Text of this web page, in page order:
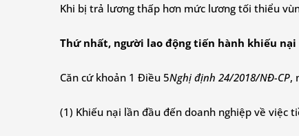
Khi bị trả lương thấp hơn mức lương tối thiểu
Thứ nhất, người lao động tiến hành khiếu nại
Căn cứ khoản 1 Điều 5Nghị định 24/2018/NĐ-CP,
(1) Khiếu nại lần đầu đến doanh nghiệp về